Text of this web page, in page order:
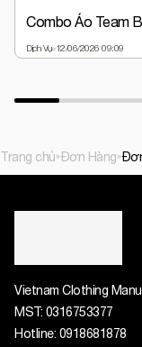
Dịch Vụ 12/06/2026 09:09
Trang chủ Đơn Hàng
Vietnam Clothing
MST: 0316753377
Hotline: 0918681878